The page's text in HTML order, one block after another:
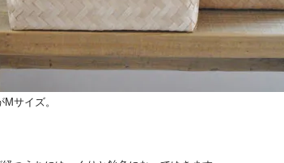
サイズ。